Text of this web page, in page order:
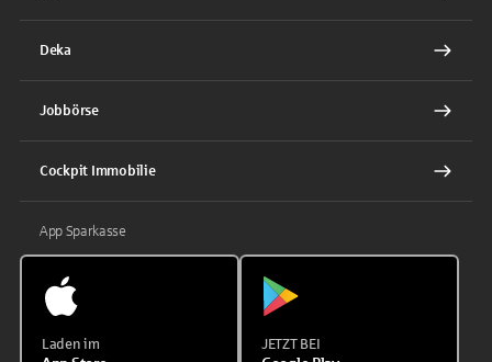
Deka
Jobbörse
Cockpit Immobilie
App Sparkasse
Laden im JETZT BEI